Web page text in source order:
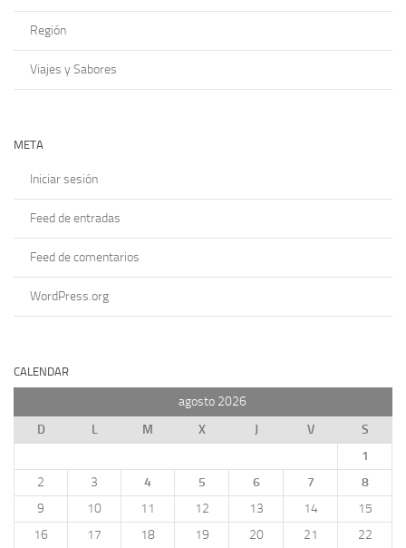
Región
Viajes y Sabores
META
Iniciar sesión
Feed de entradas
Feed de comentarios
WordPress.org
CALENDAR
agosto 2026
D
L M X J V
S
1
2
3 4 5 6 7
8
9
10 11 12 13 14
15
16
17 18 19 20 21
22